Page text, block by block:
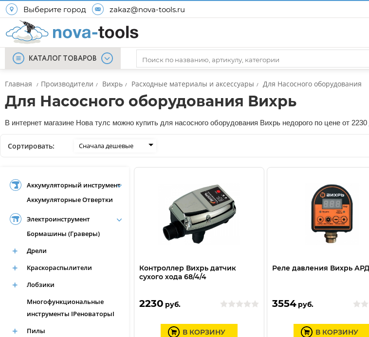
Выберите город zakaz@nova-tools.ru
КАТАЛОГ ТОВАРОВ
Главная / Производители / Вихрь / Расходные материалы и аксессуары / Для Насосного оборудования
Для Насосного оборудования Вихрь
В интернет магазине Нова тулс можно купить для насосного оборудования Вихрь недорого по цене от
Сортировать: Сначала дешевые
Аккумуляторный инструмент
Аккумуляторные Отвертки
Электроинструмент
Бормашины (Граверы)
Дрели
Краскораспылители
Лобзики
Многофункциональные
инструменты IРеноваторыI
Пилы
Контроллер Вихрь датчик
сухого хода 68/4/4
2230 руб.
В КОРЗИНУ
Реле давления Вихрь
3554 руб.
В КОРЗИНУ